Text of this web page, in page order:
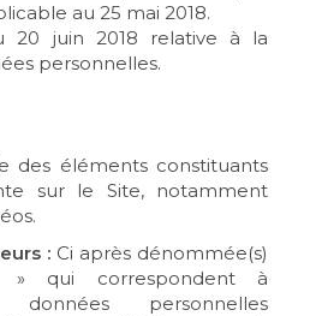
au 25 mai 2018.
20 juin 2018 relative à la
personnelles.
des éléments constituants
sur le Site, notamment
: Ci après dénommée(s)
» qui correspondent à
données personnelles